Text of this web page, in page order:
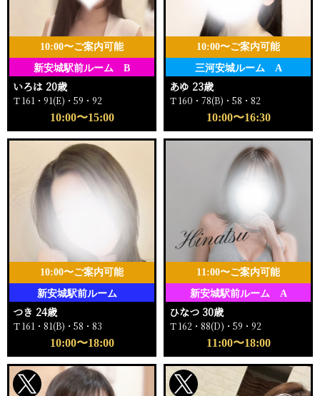
新安城駅前ルーム B
10:00〜ご案内可能
いろは 20歳
Ｔ161・91(E)・59・92
10:00〜15:00
三河安城ルーム A
10:00〜ご案内可能
あゆ 23歳
Ｔ160・78(B)・58・82
10:00〜16:30
新安城駅前ルーム
10:00〜ご案内可能
つき 24歳
Ｔ161・81(B)・58・83
10:00〜18:00
新安城駅前ルーム A
11:00〜ご案内可能
ひなつ 30歳
Ｔ162・88(D)・59・92
11:00〜18:00